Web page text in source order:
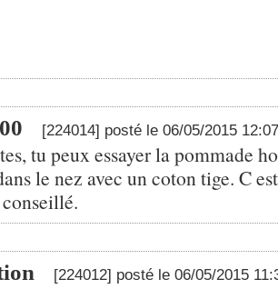
[224014] posté le 06/05/2015
tu peux essayer la pommade
le nez avec un coton tige. C
[224012] posté le 06/05/2015